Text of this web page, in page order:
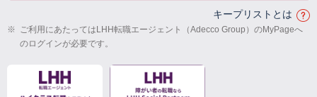
キープリストとは
※ ご利用にあたってはLHH転職エージェント（Adecco Group）のMyPageへ
のログインが必要です。